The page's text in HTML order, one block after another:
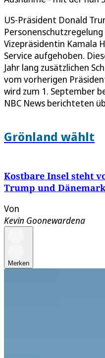
US-Präsident Donald
Vizepräsidentin Kamala
Service aufgehoben.
Jahr lang zusätzlichen
vom vorherigen
wird zum 1. September
NBC News berichteten
Grönland wählt
Kostbare Insel steht
Trump und Dänemark
Von
Kevin Goonewardena
Merken